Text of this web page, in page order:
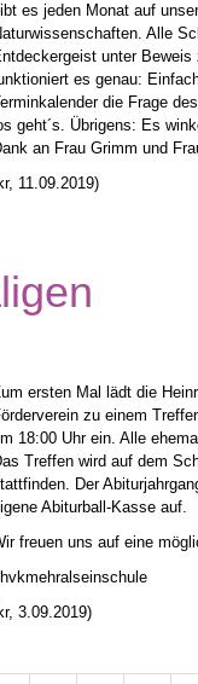
es jeden Monat auf
Alle
unter
es genau:
die Frage
geht´s. Übrigens: Es
an Frau Grimm und
11.09.2019)
ersten Mal lädt die
zu einem
18:00 Uhr ein. Alle
Treffen wird auf dem
Der
Abiturball-Kasse auf.
freuen uns auf eine
3.09.2019)